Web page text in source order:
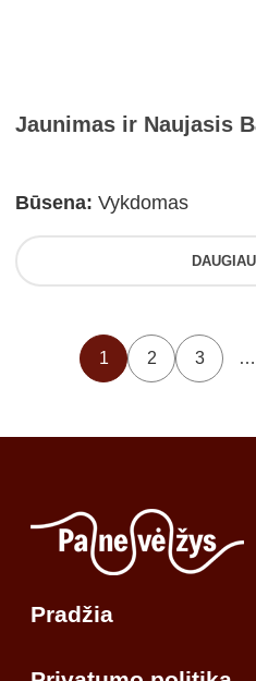
Jaunimas ir Naujasis
Būsena: Vykdomas
DAUGIAU
1 2 3 …
Pradžia